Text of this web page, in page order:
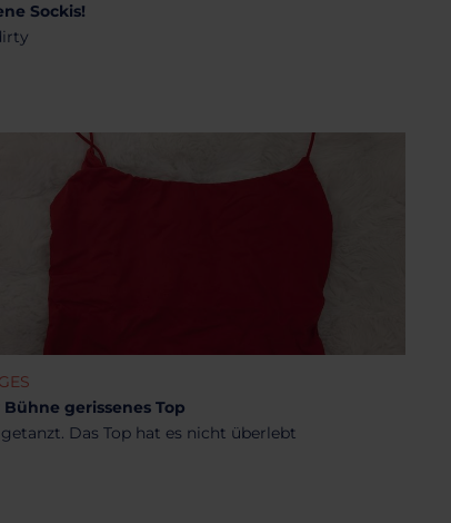
Sockis!
gerissenes Top
Das Top hat es nicht überlebt